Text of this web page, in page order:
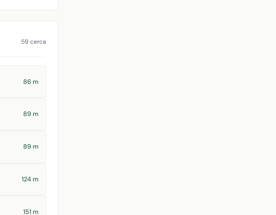
59 cerca
86 m
89 m
89 m
124 m
151 m